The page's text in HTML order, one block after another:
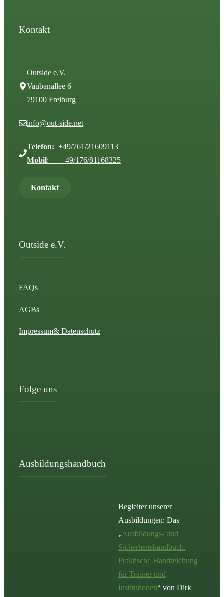
Kontakt
Outside e.V.
Vaubanallee 6
79100 Freiburg
info@out-side.net
Telefon: +49/761/21609113
Mobil: +49/176/81168325
Kontakt
Outside e.V.
FAQs
AGBs
Impressum& Datenschutz
Folge uns
Ausbildungshandbuch
Begleiter unserer
Ausbildungen: Das
„Ausbildungs- und
Sicherheitshandbuch.
Praktische Handreichung
für Trainer und
Institutionen“ von Dirk